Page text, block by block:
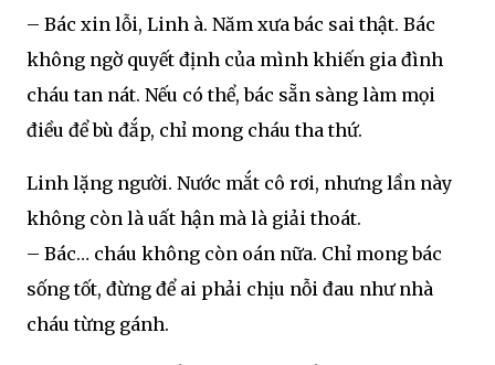
– Bác xin lỗi, Linh à. Năm xưa bác sai thật. Bác
không ngờ quyết định của mình khiến gia đình
cháu tan nát. Nếu có thể, bác sẵn sàng làm mọi
điều để bù đắp, chỉ mong cháu tha thứ.
Linh lặng người. Nước mắt cô rơi, nhưng lần này
không còn là uất hận mà là giải thoát.
– Bác… cháu không còn oán nữa. Chỉ mong bác
sống tốt, đừng để ai phải chịu nỗi đau như nhà
cháu từng gánh.